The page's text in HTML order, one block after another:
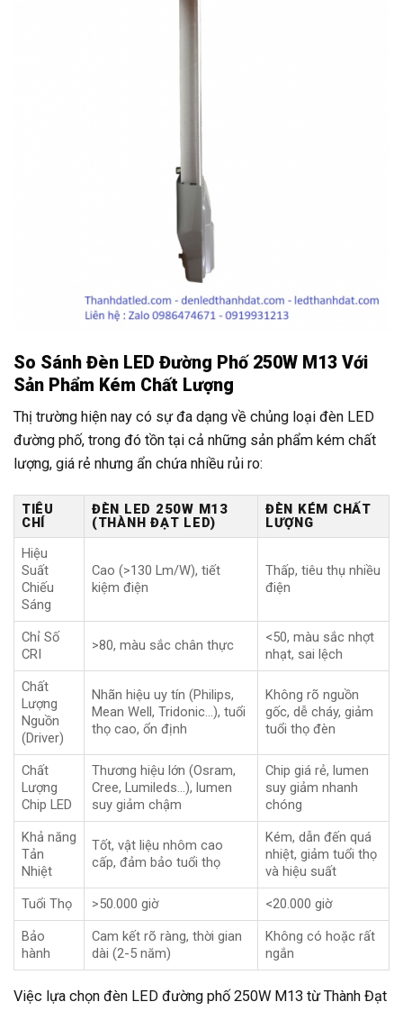
So Sánh Đèn LED Đường Phố 250W M13 Với
Sản Phẩm Kém Chất Lượng
Thị trường hiện nay có sự đa dạng về chủng loại đèn LED
đường phố, trong đó tồn tại cả những sản phẩm kém chất
lượng, giá rẻ nhưng ẩn chứa nhiều rủi ro:
TIÊU
CHÍ
ĐÈN LED 250W M13
(THÀNH ĐẠT LED)
ĐÈN KÉM CHẤT
LƯỢNG
Hiệu
Suất
Chiếu
Sáng
Cao (>130 Lm/W), tiết
kiệm điện
Thấp, tiêu thụ nhiều
điện
Chỉ Số
CRI
>80, màu sắc chân thực
<50, màu sắc nhợt
nhạt, sai lệch
Chất
Lượng
Nguồn
(Driver)
Nhãn hiệu uy tín (Philips,
Mean Well, Tridonic…), tuổi
thọ cao, ổn định
Không rõ nguồn
gốc, dễ cháy, giảm
tuổi thọ đèn
Chất
Lượng
Chip LED
Thương hiệu lớn (Osram,
Cree, Lumileds…), lumen
suy giảm chậm
Chip giá rẻ, lumen
suy giảm nhanh
chóng
Khả năng
Tản
Nhiệt
Tốt, vật liệu nhôm cao
cấp, đảm bảo tuổi thọ
Kém, dẫn đến quá
nhiệt, giảm tuổi thọ
và hiệu suất
Tuổi Thọ
>50.000 giờ
<20.000 giờ
Bảo
hành
Cam kết rõ ràng, thời gian
dài (2-5 năm)
Không có hoặc rất
ngắn
Việc lựa chọn đèn LED đường phố 250W M13 từ Thành Đạt